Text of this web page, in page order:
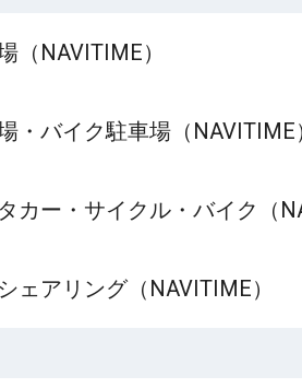
（NAVITIME）
・バイク駐車場（NAVITIME
カー・サイクル・バイク（
ェアリング（NAVITIME）